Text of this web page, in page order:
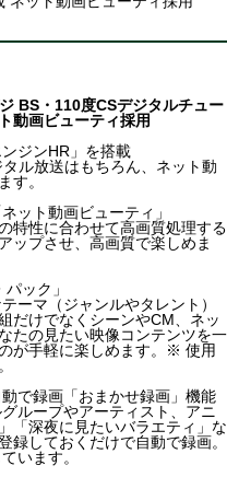
BS・110度CSデジタルチュー
動画ビューティ採用
ジンHR」を搭載
ル放送はもちろん、ネット動
す。
ット動画ビューティ」
特性に合わせて高画質処理する
ップさせ、高画質で楽しめま
ック」
ーマ（ジャンルやタレント）
だけでなくシーンやCM、ネッ
たの見たい映像コンテンツを一
が手軽に楽しめます。※ 使用
で録画「おまかせ録画」機能
ループやアーティスト、アニ
「深夜に見たいバラエティ」な
録しておくだけで自動で録画。
います。